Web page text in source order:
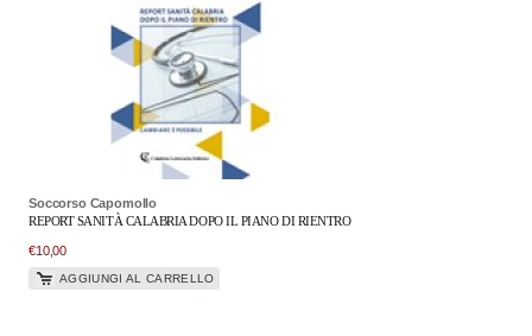
Soccorso Capomollo
REPORT SANITÀ CALABRIA DOPO IL PIANO DI RIENTRO
€10,00
AGGIUNGI AL CARRELLO